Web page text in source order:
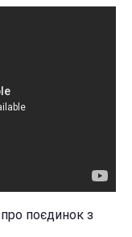
поєдинок з